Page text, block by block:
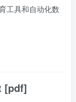
工具和自动化数
[pdf]